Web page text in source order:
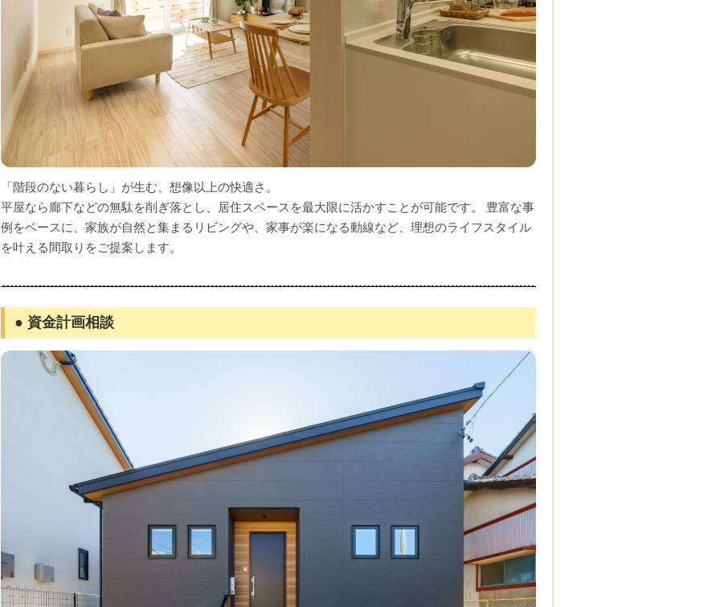
「階段のない暮らし」が生む、想像以上の快適さ。
平屋なら廊下などの無駄を削ぎ落とし、居住スペースを最大限に活かすことが可能です。 豊富な事
例をベースに、家族が自然と集まるリビングや、家事が楽になる動線など、理想のライフスタイル
を叶える間取りをご提案します。
● 資金計画相談